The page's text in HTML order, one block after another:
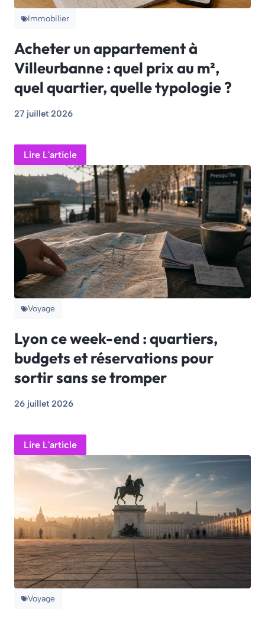
Immobilier
Acheter un appartement à
Villeurbanne : quel prix au m²,
quel quartier, quelle typologie ?
27 juillet 2026
Lire L'article
Voyage
Lyon ce week-end : quartiers,
budgets et réservations pour
sortir sans se tromper
26 juillet 2026
Lire L'article
Voyage